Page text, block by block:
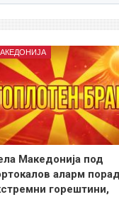
Македонија под
аларм
горештини,